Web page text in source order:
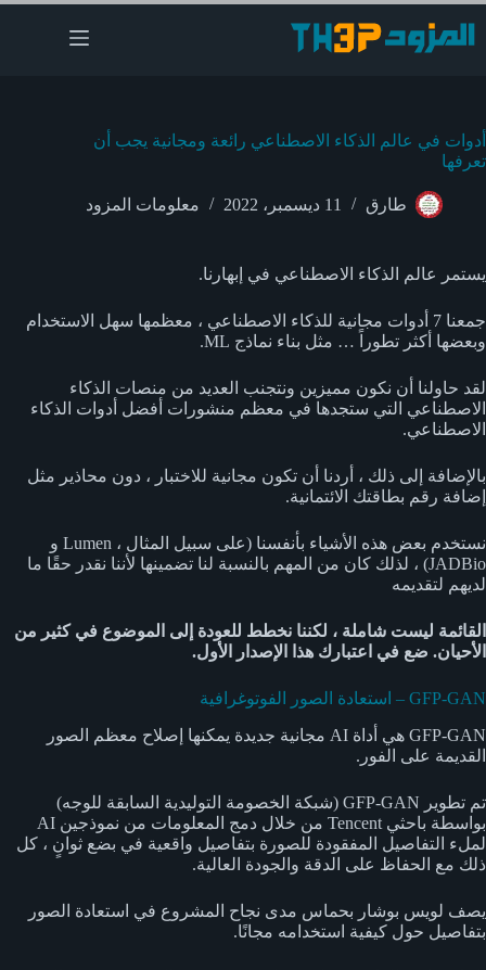
التجاوز
إلى
المحتوى
أدوات في عالم الذكاء الاصطناعي رائعة ومجانية يجب أن
تعرفها
طارق 11 ديسمبر، 2022 معلومات المزود
يستمر عالم الذكاء الاصطناعي في إبهارنا.
جمعنا 7 أدوات مجانية للذكاء الاصطناعي ، معظمها سهل الاستخدام
وبعضها أكثر تطوراً … مثل بناء نماذج ML.
لقد حاولنا أن نكون مميزين ونتجنب العديد من منصات الذكاء
الاصطناعي التي ستجدها في معظم منشورات أفضل أدوات الذكاء
الاصطناعي.
بالإضافة إلى ذلك ، أردنا أن تكون مجانية للاختبار ، دون محاذير مثل
إضافة رقم بطاقتك الائتمانية.
نستخدم بعض هذه الأشياء بأنفسنا (على سبيل المثال ، Lumen و
JADBio) ، لذلك كان من المهم بالنسبة لنا تضمينها لأننا نقدر حقًا ما
لديهم لتقديمه
القائمة ليست شاملة ، لكننا نخطط للعودة إلى الموضوع في كثير من
الأحيان. ضع في اعتبارك هذا الإصدار الأول.
GFP-GAN – استعادة الصور الفوتوغرافية
GFP-GAN هي أداة AI مجانية جديدة يمكنها إصلاح معظم الصور
القديمة على الفور.
تم تطوير GFP-GAN (شبكة الخصومة التوليدية السابقة للوجه)
بواسطة باحثي Tencent من خلال دمج المعلومات من نموذجين AI
لملء التفاصيل المفقودة للصورة بتفاصيل واقعية في بضع ثوانٍ ، كل
ذلك مع الحفاظ على الدقة والجودة العالية.
يصف لويس بوشار بحماس مدى نجاح المشروع في استعادة الصور
بتفاصيل حول كيفية استخدامه مجانًا.